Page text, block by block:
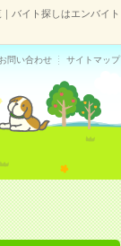
バイト探しはエンバイト
問い合わせ サイトマップ